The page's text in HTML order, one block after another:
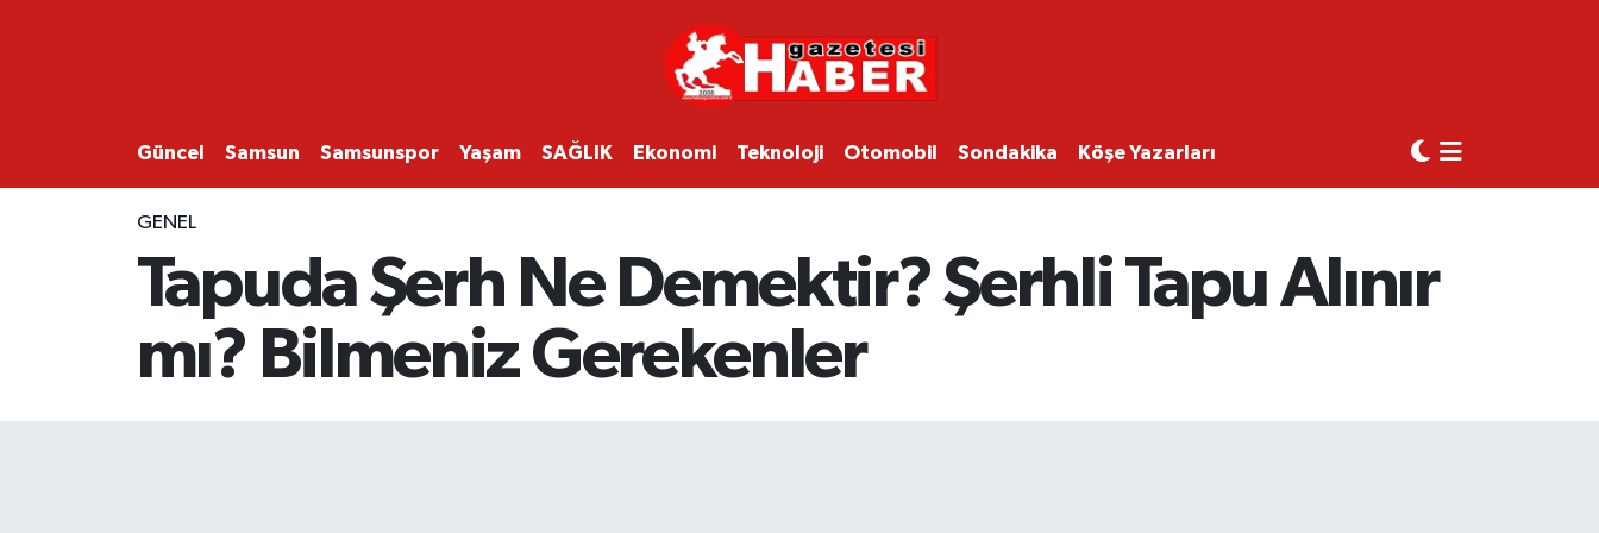
Güncel Samsun Samsunspor Yaşam SAĞLIK Ekonomi Teknoloji Otomobil Sondakika Köşe Yazarları
GENEL
Tapuda Şerh Ne Demektir? Şerhli Tapu Alınır
mı? Bilmeniz Gerekenler
SAMSUN
SAMSUNSPOR
EKONOMİ